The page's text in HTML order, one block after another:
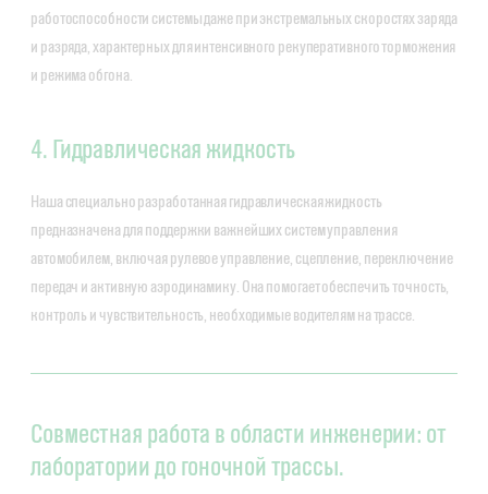
работоспособности системы даже при экстремальных скоростях заряда
и разряда, характерных для интенсивного рекуперативного торможения
и режима обгона.
4. Гидравлическая жидкость
Наша специально разработанная гидравлическая жидкость
предназначена для поддержки важнейших систем управления
автомобилем, включая рулевое управление, сцепление, переключение
передач и активную аэродинамику. Она помогает обеспечить точность,
контроль и чувствительность, необходимые водителям на трассе.
Совместная работа в области инженерии: от
лаборатории до гоночной трассы.